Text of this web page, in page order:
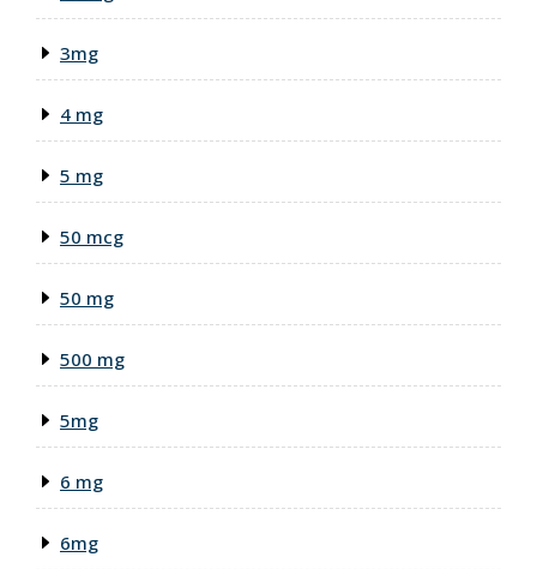
3mg
4 mg
5 mg
50 mcg
50 mg
500 mg
5mg
6 mg
6mg